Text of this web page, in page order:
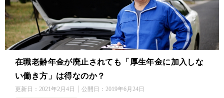
在職老齢年金が廃止されても「厚生年金に加入しな
い働き方」は得なのか？
更新日： 2021年2月4日 公開日： 2019年6月24日